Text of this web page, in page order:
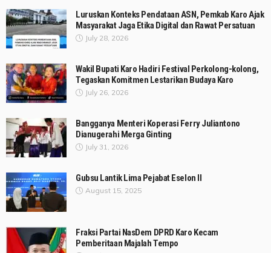
Luruskan Konteks Pendataan ASN, Pemkab Karo Ajak
Masyarakat Jaga Etika Digital dan Rawat Persatuan
July 28, 2026
Wakil Bupati Karo Hadiri Festival Perkolong-kolong,
Tegaskan Komitmen Lestarikan Budaya Karo
July 26, 2026
Bangganya Menteri Koperasi Ferry Juliantono
Dianugerahi Merga Ginting
July 31, 2026
Gubsu Lantik Lima Pejabat Eselon II
August 15, 2025
Fraksi Partai NasDem DPRD Karo Kecam
Pemberitaan Majalah Tempo